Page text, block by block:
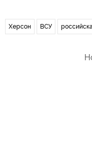
Херсон ВСУ